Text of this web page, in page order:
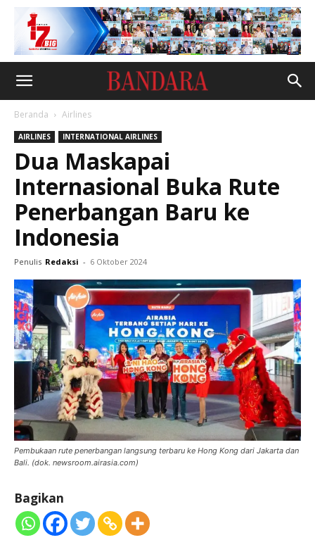
Beranda Airlines
AIRLINES INTERNATIONAL AIRLINES
Dua Maskapai
Internasional Buka Rute
Penerbangan Baru ke
Indonesia
Penulis Redaksi - 6 Oktober 2024
Pembukaan rute penerbangan langsung terbaru ke Hong Kong dari Jakarta dan
Bali. (dok. newsroom.airasia.com)
Bagikan